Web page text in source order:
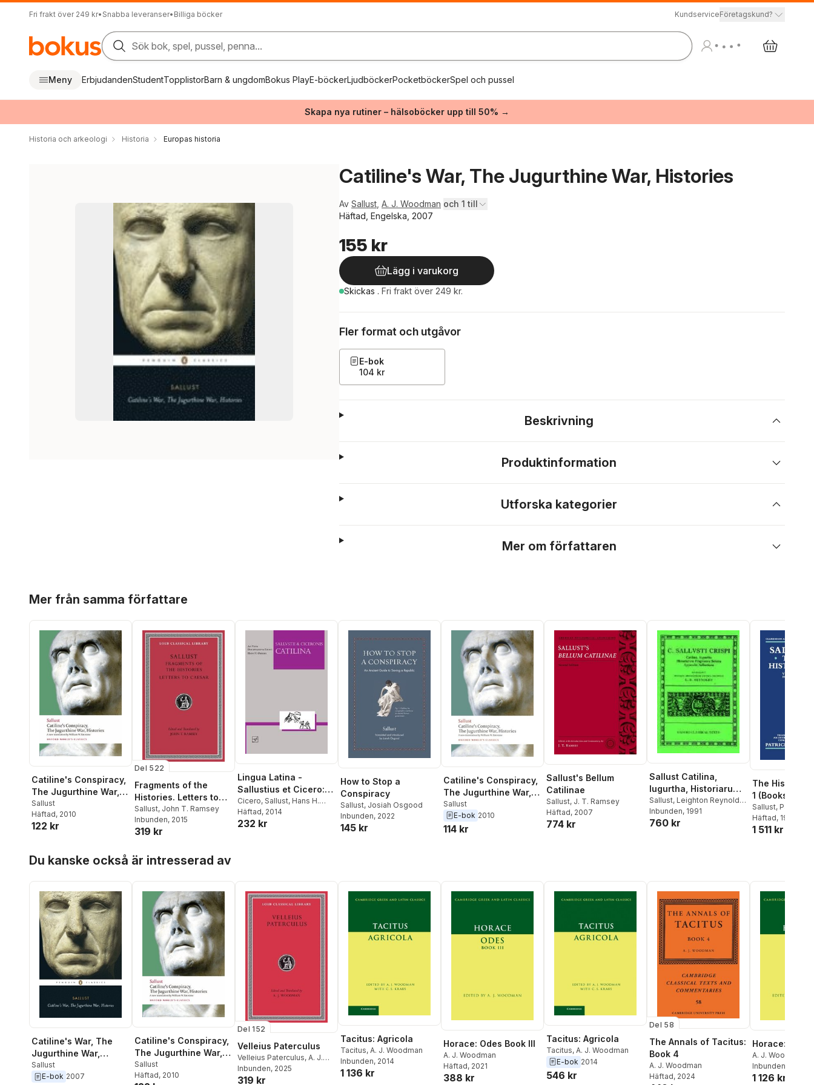
Fri frakt över 249 kr• Snabba leveranser• Billiga böcker KundserviceFöretagskund?
Sök bok, spel, pussel, penna...
Meny ErbjudandenStudentTopplistorBarn & ungdomBokus PlayE-böckerLjudböckerPocketböckerSpel och pussel
Skapa nya rutiner – hälsoböcker upp till 50% →
Historia och arkeologi Historia Europas historia
Catiline's War, The Jugurthine War, Histories
Av Sallust A. J. Woodman och 1 till
Häftad, Engelska, 2007
155 kr
Lägg i varukorg
Skickas . Fri frakt över 249 kr.
Fler format och utgåvor
E-bok
104 kr
Beskrivning
Produktinformation
Utforska kategorier
Mer om författaren
Mer från samma författare
Catiline's Conspiracy,
The Jugurthine War,
Histories
Sallust
Häftad, 2010
122 kr
Del 522
Fragments of the
Histories. Letters to
Caesar
Sallust, John T. Ramsey
Inbunden, 2015
319 kr
Lingua Latina -
Sallustius et Cicero:
Catilina
Cicero, Sallust, Hans H.
rberg
Häftad, 2014
232 kr
How to Stop a
Conspiracy
Sallust, Josiah Osgood
Inbunden, 2022
145 kr
Catiline's Conspiracy,
The Jugurthine War,
Histories
Sallust
E-bok 2010
114 kr
Sallust's Bellum
Catilinae
Sallust, J. T. Ramsey
Häftad, 2007
774 kr
Sallust Catilina,
Iugurtha, Historiarum
Fragmenta Selecta;
Appendix Sallustiana
Sallust, Leighton Reynolds ,
L. D. Reynolds
Inbunden, 1991
760 kr
The Histories:
1 (Books i-ii)
Sallust, Patrick
Häftad, 1992
1 511 kr
Du kanske också är intresserad av
Catiline's War, The
Jugurthine War,
Histories
Sallust
E-bok 2007
Catiline's Conspiracy,
The Jugurthine War,
Histories
Sallust
Häftad, 2010
Del 152
Velleius Paterculus
Velleius Paterculus, A. J.
Woodman ,A J Woodman
Inbunden, 2025
319 kr
Tacitus: Agricola
Tacitus, A. J. Woodman
Inbunden, 2014
1 136 kr
Horace: Odes Book III
A. J. Woodman
Häftad, 2021
388 kr
Tacitus: Agricola
Tacitus, A. J. Woodman
E-bok 2014
546 kr
Del 58
The Annals of Tacitus:
Book 4
A. J. Woodman
Häftad, 2024
Horace: Odes
A. J. Woodman
Inbunden
1 126 kr